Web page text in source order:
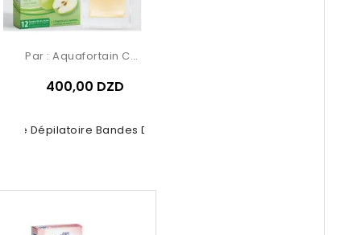
Cire Dépilatoire Bandes De Cire...
Par : Aquafortain Cosmetics
400,00 DZD